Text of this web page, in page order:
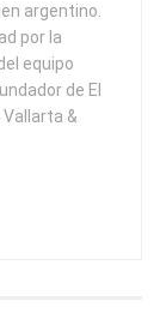
argentino.
por la
equipo
de El
Vallarta &